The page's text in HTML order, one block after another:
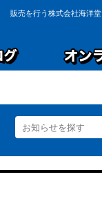
販売を行う株式会社海洋堂